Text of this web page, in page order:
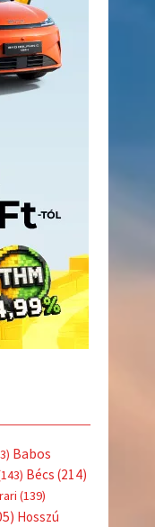
Babos
Bécs (214)
(139)
Hosszú